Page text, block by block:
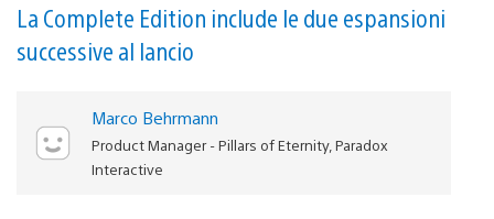
La Complete Edition include le due espansioni
successive al lancio
Marco Behrmann
Product Manager - Pillars of Eternity, Paradox
Interactive